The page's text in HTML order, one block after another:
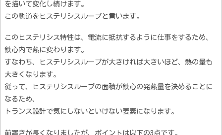
を描いて変化し続けます。
この軌道をヒステリシスループと言います。
このヒステリシス特性は、電流に抵抗するように仕事をするため、
鉄心内で熱に変わります。
すなわち、ヒステリシスループが大きければ大きいほど、熱の量も
大きくなります。
従って、ヒステリシスループの面積が鉄心の発熱量を決めることに
なるため、
トランス設計で気にしないといけない要素になります。
前置きが長くなりましたが、ポイントは以下の3点です。